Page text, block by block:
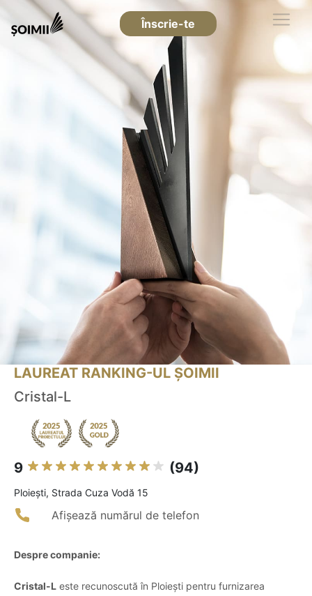
Înscrie-te
LAUREAT RANKING-UL ȘOIMII
Cristal-L
9 (94)
Ploieşti, Strada Cuza Vodă 15
Afișează numărul de telefon
Despre companie:
Cristal-L este recunoscută în Ploiești pentru furnizarea